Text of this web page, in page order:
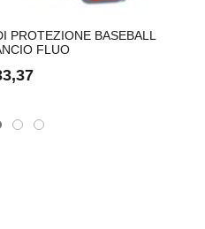
PROTEZIONE BASEBALL
FLUO